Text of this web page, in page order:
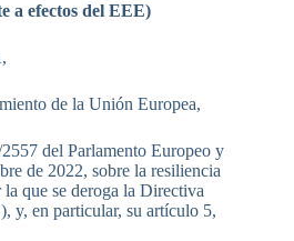
a efectos del EEE)
de la Unión Europea,
del Parlamento Europeo y
de 2022, sobre la resiliencia
que se deroga la Directiva
y, en particular, su artículo 5,